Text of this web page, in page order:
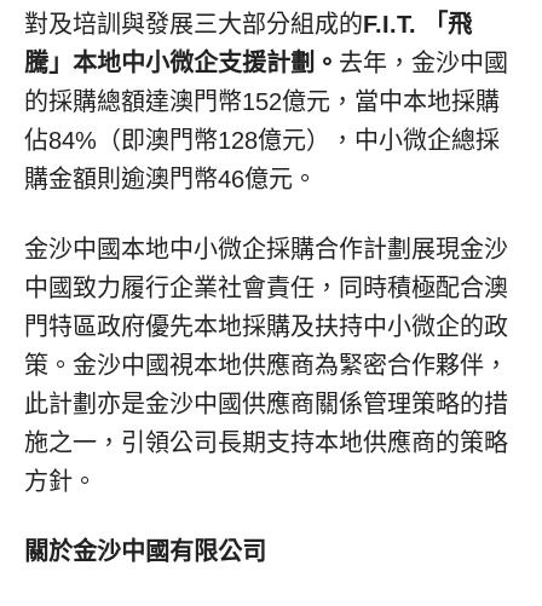
對及培訓與發展三大部分組成的F.I.T.
「飛
騰」本地中小微企支援計劃。 去年，金沙中國
的採購總額達澳門幣152億元，當中本地採購
佔84%（即澳門幣128億元），中小微企總採
購金額則逾澳門幣46億元。
金沙中國本地中小微企採購合作計劃展現金沙
中國致力履行企業社會責任，同時積極配合澳
門特區政府優先本地採購及扶持中小微企的政
策。金沙中國視本地供應商為緊密合作夥伴，
此計劃亦是金沙中國供應商關係管理策略的措
施之一，引領公司長期支持本地供應商的策略
方針。
關於金沙中國有限公司